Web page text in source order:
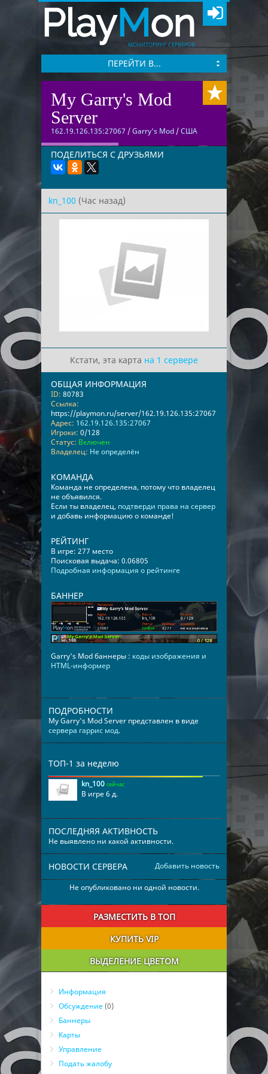
PlayMon
МОНИТОРИНГ СЕРВЕРОВ
ПЕРЕЙТИ В...
My Garry's Mod
Server
162.19.126.135:27067 /Garry's Mod /США
ПОДЕЛИТЬСЯ С ДРУЗЬЯМИ
kn_100 (Час назад)
Кстати, эта карта на 1 сервере
ОБЩАЯ ИНФОРМАЦИЯ
ID: 80783
Ссылка:
https://playmon.ru/server/162.19.126.135:27067
Адрес: 162.19.126.135:27067
Игроки: 0/128
Статус: Включен
Владелец: Не определён
КОМАНДА
Команда не определена, потому что владелец
не объявился.
Если ты владелец, подтверди права на сервер
и добавь информацию о команде!
РЕЙТИНГ
В игре: 277 место
Поисковая выдача: 0.06805
Подробная информация о рейтинге
БАННЕР
Garry's Mod баннеры : коды изображения и
HTML-информер
ПОДРОБНОСТИ
My Garry's Mod Server представлен в виде
сервера гаррис мод.
ТОП-1 за неделю
kn_100 сейчас
В игре 6 д.
ПОСЛЕДНЯЯ АКТИВНОСТЬ
Не выявлено ни какой активности.
Добавить новость
НОВОСТИ СЕРВЕРА
Не опубликовано ни одной новости.
РАЗМЕСТИТЬ В ТОП
КУПИТЬ VIP
ВЫДЕЛЕНИЕ ЦВЕТОМ
Информация
Обсуждение (0)
Баннеры
Карты
Управление
Подать жалобу